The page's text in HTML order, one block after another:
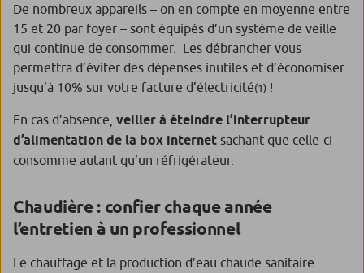
De nombreux appareils – on en compte en moyenne entre
15 et 20 par foyer – sont équipés d’un système de veille
qui continue de consommer. Les débrancher vous
permettra d’éviter des dépenses inutiles et d’économiser
jusqu’à 10% sur votre facture d’électricité(1) !
En cas d’absence, veiller à éteindre l’interrupteur
d’alimentation de la box internet sachant que celle-ci
consomme autant qu’un réfrigérateur.
Chaudière : confier chaque année
l’entretien à un professionnel
Le chauffage et la production d’eau chaude sanitaire